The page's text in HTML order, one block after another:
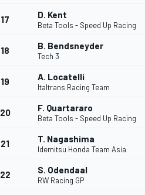
17 D. Kent
Beta Tools - Speed Up Racing
18 B. Bendsneyder
Tech 3
19 A. Locatelli
Italtrans Racing Team
20 F. Quartararo
Beta Tools - Speed Up Racing
21 T. Nagashima
Idemitsu Honda Team Asia
22 S. Odendaal
RW Racing GP